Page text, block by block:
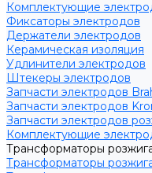
Комплектующие
Фиксаторы электродов
Держатели электродов
Керамическая изоляция
Удлинители электродов
Штекеры электродов
Запчасти электродов
Запчасти электродов
Запчасти электродов
Комплектующие
Трансформаторы
Трансформаторы